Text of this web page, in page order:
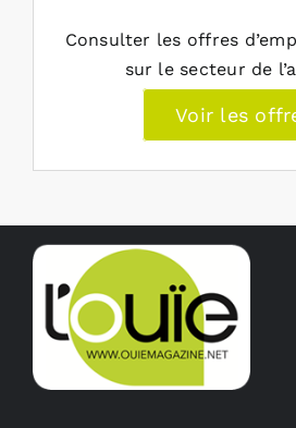
Consulter les offres
sur le secteur de
Voir les